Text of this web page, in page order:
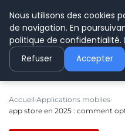
C
Accueil Applications mobiles
app store en 2025 : comment
Nous utilisons des cookies
de navigation. En
politique de confidentialité.
Refuser Accepter